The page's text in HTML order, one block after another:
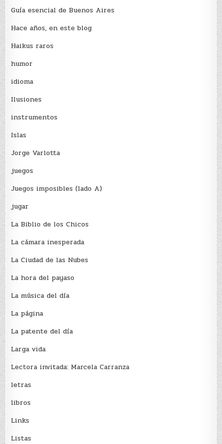
Guía esencial de Buenos Aires
Hace años, en este blog
Haikus raros
humor
idioma
Ilusiones
instrumentos
Islas
Jorge Varlotta
juegos
Juegos imposibles (lado A)
jugar
La Biblio de los Chicos
La cámara inesperada
La Ciudad de las Nubes
La hora del payaso
La música del día
La página
La patente del día
Larga vida
Lectora invitada: Marcela Carranza
letras
libros
Links
Listas